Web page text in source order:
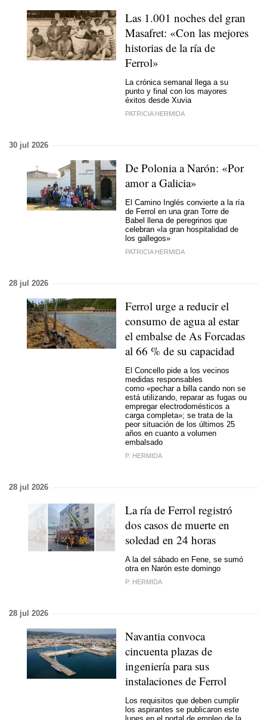
Las 1.001 noches del gran
Masafret: «Con las mejores
historias de la ría de
Ferrol»
La crónica semanal llega a su
punto y final con los mayores
éxitos desde Xuvia
PATRICIA HERMIDA
30 jul 2026
De Polonia a Narón: «Por
amor a Galicia»
El Camino Inglés convierte a la ría
de Ferrol en una gran Torre de
Babel llena de peregrinos que
celebran «la gran hospitalidad de
los gallegos»
PATRICIA HERMIDA
28 jul 2026
Ferrol urge a reducir el
consumo de agua al estar
el embalse de As Forcadas
al 66 % de su capacidad
El Concello pide a los vecinos
medidas responsables
como «pechar a billa cando non se
está utilizando, reparar as fugas ou
empregar electrodomésticos a
carga completa»; se trata de la
peor situación de los últimos 25
años en cuanto a volumen
embalsado
P. HERMIDA
28 jul 2026
La ría de Ferrol registró
dos casos de muerte en
soledad en 24 horas
A la del sábado en Fene, se sumó
otra en Narón este domingo
P. HERMIDA
28 jul 2026
Navantia convoca
cincuenta plazas de
ingeniería para sus
instalaciones de Ferrol
Los requisitos que deben cumplir
los aspirantes se publicaron este
lunes en el portal de empleo de la